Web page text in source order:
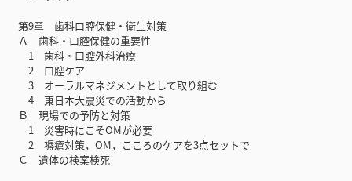
第9章 歯科口腔保健・衛生対策
Ａ 歯科・口腔保健の重要性
1 歯科・口腔外科治療
2 口腔ケア
3 オーラルマネジメントとして取り組む
4 東日本大震災での活動から
Ｂ 現場での予防と対策
1 災害時にこそOMが必要
2 褥瘡対策，OM，こころのケアを3点セットで
Ｃ 遺体の検案検死